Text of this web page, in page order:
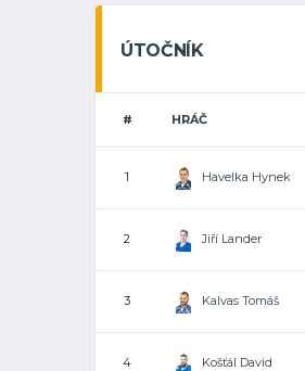
ÚTOČNÍK
# HRÁČ
1 Havelka Hynek
2 Jiří Lander
3 Kalvas Tomáš
4 Košťál David